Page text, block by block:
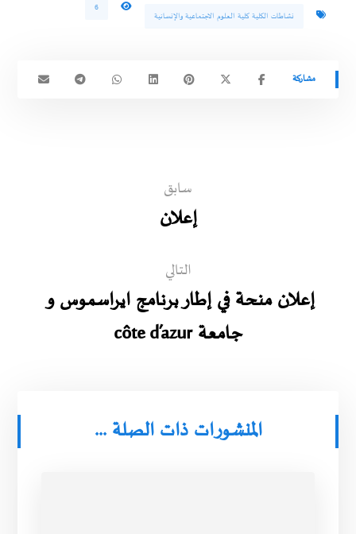
نشاطات الكلية كلية العلوم الاجتماعية والإنسانية
6
سابق
إعلان
التالي
إعلان منحة في إطار برنامج ايراسموس و
جامعة côte d’azur
المنشورات ذات الصلة ...